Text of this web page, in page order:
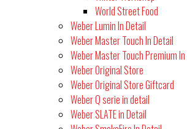
World Street Food
Weber Lumin In Detail
Weber Master Touch In Detail
Weber Master Touch Premium
Weber Original Store
Weber Original Store Giftcard
Weber Q serie in detail
Weber SLATE in Detail